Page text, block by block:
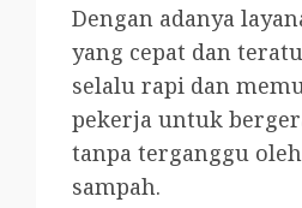
Dengan adanya
yang cepat dan
selalu rapi dan
pekerja untuk
tanpa terganggu
sampah.